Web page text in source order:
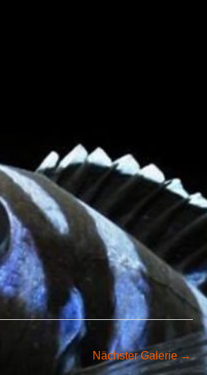
Nächster Galerie→